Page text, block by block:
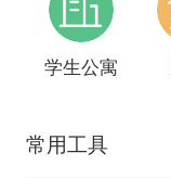
学生公寓
常用工具